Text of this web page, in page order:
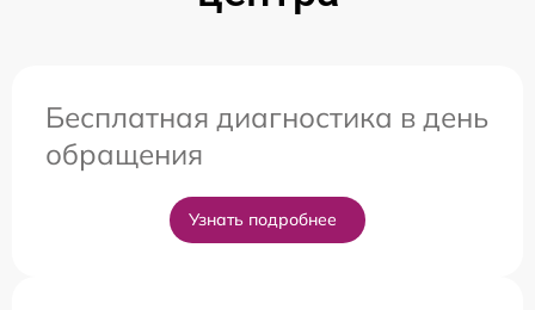
Бесплатная диагностика в день
обращения
Узнать подробнее